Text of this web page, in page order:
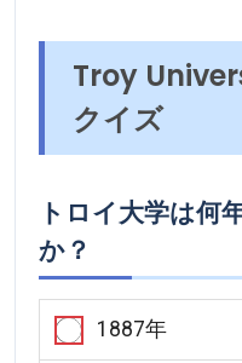
Troy
クイズ
トロイ大学は何
か？
1887年